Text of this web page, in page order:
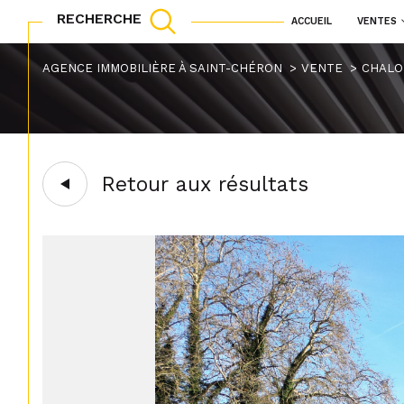
ACCUEIL VENTES
maisons appartements
RECHERCHE
Acheter
de l'ancien
à
TYPE DE BIEN
AGENCE IMMOBILIÈRE À SAINT-CHÉRON VENTE
Retour aux résultats